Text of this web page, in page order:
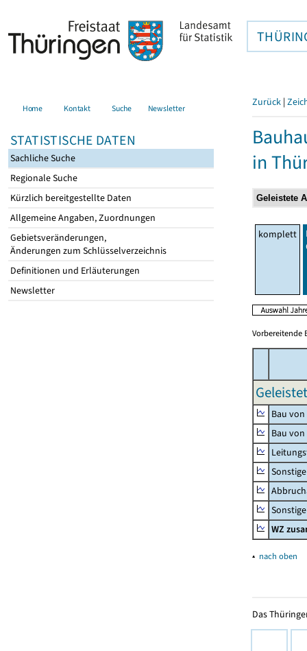
Home Kontakt Suche Newsletter
STATISTISCHE DATEN
Sachliche Suche
Regionale Suche
Kürzlich bereitgestellte Daten
Allgemeine Angaben, Zuordnungen
Gebietsveränderungen,
Änderungen zum Schlüsselverzeichnis
Definitionen und Erläuterungen
Newsletter
Zurück |
in
komplett
Vorbereitende
Bau
Bau
WZ
▴ nach oben
Das